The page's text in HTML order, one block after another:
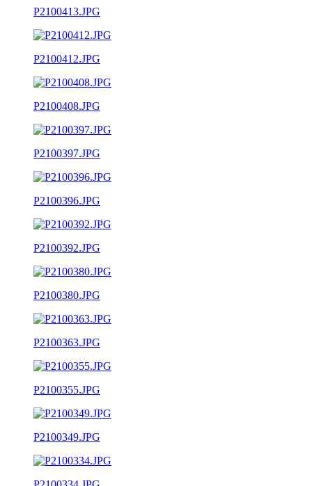
P2100413.JPG
P2100412.JPG
P2100408.JPG
P2100397.JPG
P2100396.JPG
P2100392.JPG
P2100380.JPG
P2100363.JPG
P2100355.JPG
P2100349.JPG